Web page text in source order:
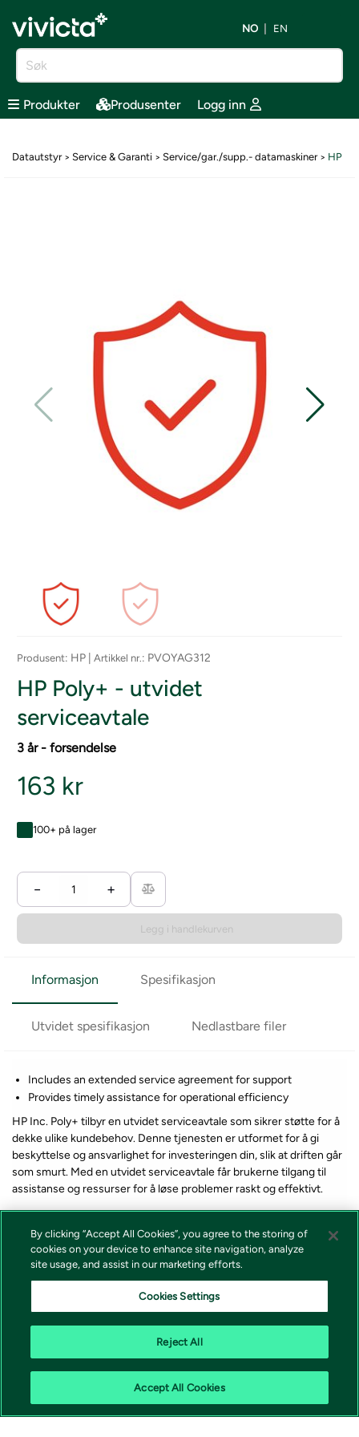
NO EN
Produkter Produsenter Logg inn
Datautstyr> Service & Garanti > Service/gar./supp.- datamaskiner> HP
Produsent: HP | Artikkel nr.: PVOYAG312
HP Poly+ - utvidet
serviceavtale
3 år - forsendelse
163 kr
100+ på lager
− +
Legg i handlekurven
Informasjon Spesifikasjon
Utvidet spesifikasjon Nedlastbare filer
Includes an extended service agreement for support
Provides timely assistance for operational efficiency
HP Inc. Poly+ tilbyr en utvidet serviceavtale som sikrer støtte for å
dekke ulike kundebehov. Denne tjenesten er utformet for å gi
beskyttelse og ansvarlighet for investeringen din, slik at driften går
som smurt. Med en utvidet serviceavtale får brukerne tilgang til
assistanse og ressurser for å løse problemer raskt og effektivt.
forteller om varen er på lager eller ikke i nettbutikken. Vi tar forbehold
leverandører, endringer i valutakurser, tollsatser eller avgifter.
By clicking “Accept All Cookies”, you agree to the storing of
cookies on your device to enhance site navigation, analyze
site usage, and assist in our marketing efforts.
Cookies Settings
Reject All
Accept All Cookies